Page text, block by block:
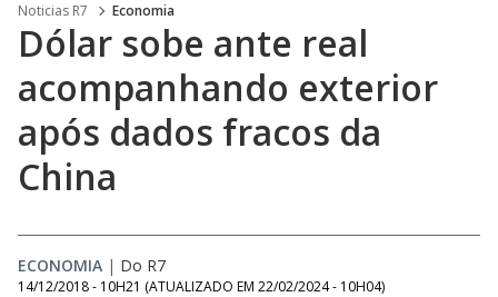
Noticias R7 Economia
Dólar sobe ante real
acompanhando exterior
após dados fracos da
China
ECONOMIA | Do R7
14/12/2018 - 10H21 (ATUALIZADO EM 22/02/2024 - 10H04)